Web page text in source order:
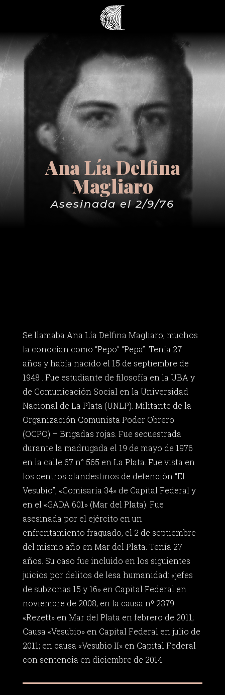
Ana Lía Delfina
Magliaro
Asesinada el 2/9/76
Se llamaba Ana Lía Delfina Magliaro, muchos
la conocían como “Pepo” “Pepa”. Tenía 27
años y había nacido el 15 de septiembre de
1948 . Fue estudiante de filosofía en la UBA y
de Comunicación Social en la Universidad
Nacional de La Plata (UNLP). Militante de la
Organización Comunista Poder Obrero
(OCPO) – Brigadas rojas. Fue secuestrada
durante la madrugada el 19 de mayo de 1976
en la calle 67 n° 565 en La Plata. Fue vista en
los centros clandestinos de detención “El
Vesubio”, «Comisaría 34» de Capital Federal y
en el «GADA 601» (Mar del Plata). Fue
asesinada por el ejército en un
enfrentamiento fraguado, el 2 de septiembre
del mismo año en Mar del Plata. Tenía 27
años. Su caso fue incluido en los siguientes
juicios por delitos de lesa humanidad: «jefes
de subzonas 15 y 16» en Capital Federal en
noviembre de 2008, en la causa nº 2379
«Rezett» en Mar del Plata en febrero de 2011;
Causa «Vesubio» en Capital Federal en julio de
2011; en causa «Vesubio II» en Capital Federal
con sentencia en diciembre de 2014.